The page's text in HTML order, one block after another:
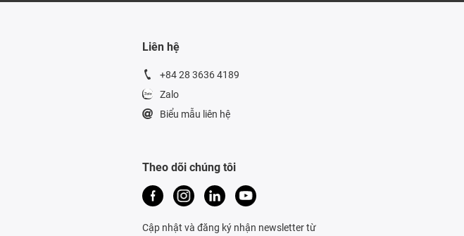
Liên hệ
+84 28 3636 4189
Zalo
Biểu mẫu liên hệ
Theo dõi chúng tôi
Cập nhật và đăng ký nhận newsletter từ